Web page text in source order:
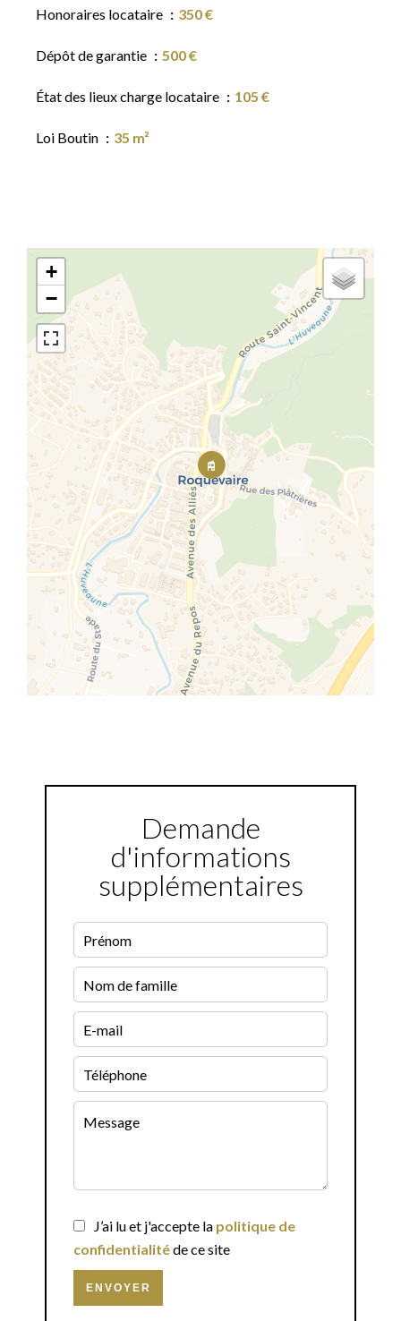
Honoraires locataire 350 €
Dépôt de garantie 500 €
État des lieux charge locataire 105 €
Loi Boutin 35 m²
+
−
Demande
d'informations
supplémentaires
J’ai lu et j'accepte la politique de
confidentialitéde ce site
ENVOYER